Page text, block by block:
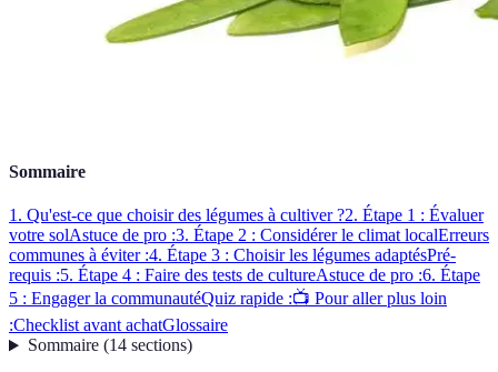
Sommaire
1. Qu'est-ce que choisir des légumes à cultiver ?2. Étape 1 : Évaluer
votre solAstuce de pro :3. Étape 2 : Considérer le climat localErreurs
communes à éviter :4. Étape 3 : Choisir les légumes adaptésPré-
requis :5. Étape 4 : Faire des tests de cultureAstuce de pro :6. Étape
5 : Engager la communautéQuiz rapide :📺 Pour aller plus loin
:Checklist avant achatGlossaire
Sommaire(14 sections)